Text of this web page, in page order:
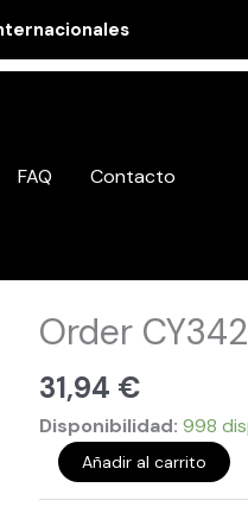
FAQ Contacto
Order
31,94 €
Disponibilidad: 998
CY34261
cantidad
Añadir al carrito